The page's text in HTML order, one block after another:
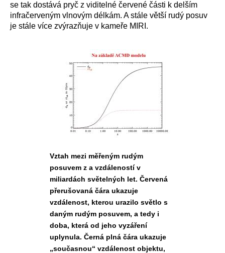
se tak dostává pryč z viditelné červené části k delším
infračerveným vlnovým délkám. A stále větší rudý posuv
je stále více zvýrazňuje v kameře MIRI.
Vztah mezi měřeným rudým
posuvem z a vzdáleností v
miliardách světelných let. Červená
přerušovaná čára ukazuje
vzdálenost, kterou urazilo světlo s
daným rudým posuvem, a tedy i
doba, která od jeho vyzáření
uplynula. Černá plná čára ukazuje
„současnou“ vzdálenost objektu,